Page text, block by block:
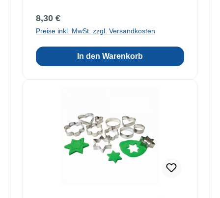
Regulärer Preis:
8,30 €
Preise inkl. MwSt. zzgl. Versandkosten
In den Warenkorb